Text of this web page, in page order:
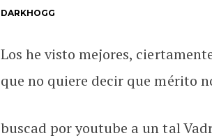
DARKHOGG
Los he visto mejores,
que no quiere decir que mérito
buscad por youtube a un tal